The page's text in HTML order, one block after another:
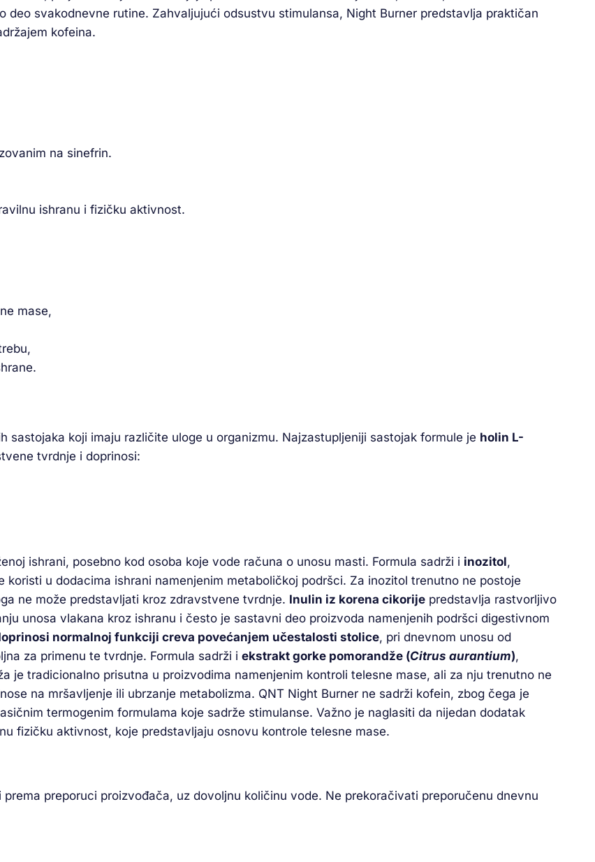
deo svakodnevne rutine. Zahvaljujući odsustvu stimulansa, Night Burner predstavlja praktičan
kofeina.
na sinefrin.
ishranu i fizičku aktivnost.
mase,
sastojaka koji imaju različite uloge u organizmu. Najzastupljeniji sastojak formule je holin L-
tvrdnje i doprinosi:
ishrani, posebno kod osoba koje vode računa o unosu masti. Formula sadrži i inozitol,
koristi u dodacima ishrani namenjenim metaboličkoj podršci. Za inozitol trenutno ne postoje
ne može predstavljati kroz zdravstvene tvrdnje. Inulin iz korena cikorije predstavlja rastvorljivo
unosa vlakana kroz ishranu i često je sastavni deo proizvoda namenjenih podršci digestivnom
normalnoj funkciji creva povećanjem učestalosti stolice, pri dnevnom unosu od
za primenu te tvrdnje. Formula sadrži i ekstrakt gorke pomorandže (Citrus aurantium),
je tradicionalno prisutna u proizvodima namenjenim kontroli telesne mase, ali za nju trenutno ne
na mršavljenje ili ubrzanje metabolizma. QNT Night Burner ne sadrži kofein, zbog čega je
termogenim formulama koje sadrže stimulanse. Važno je naglasiti da nijedan dodatak
fizičku aktivnost, koje predstavljaju osnovu kontrole telesne mase.
preporuci proizvođača, uz dovoljnu količinu vode. Ne prekoračivati preporučenu dnevnu